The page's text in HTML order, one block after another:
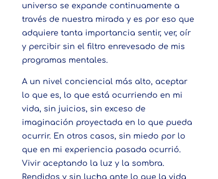
universo se expande continuamente a
través de nuestra mirada y es por eso que
adquiere tanta importancia sentir, ver, oír
y percibir sin el filtro enrevesado de mis
programas mentales.
A un nivel conciencial más alto, aceptar
lo que es, lo que está ocurriendo en mi
vida, sin juicios, sin exceso de
imaginación proyectada en lo que pueda
ocurrir. En otros casos, sin miedo por lo
que en mi experiencia pasada ocurrió.
Vivir aceptando la luz y la sombra.
Rendidos y sin lucha ante lo que la vida